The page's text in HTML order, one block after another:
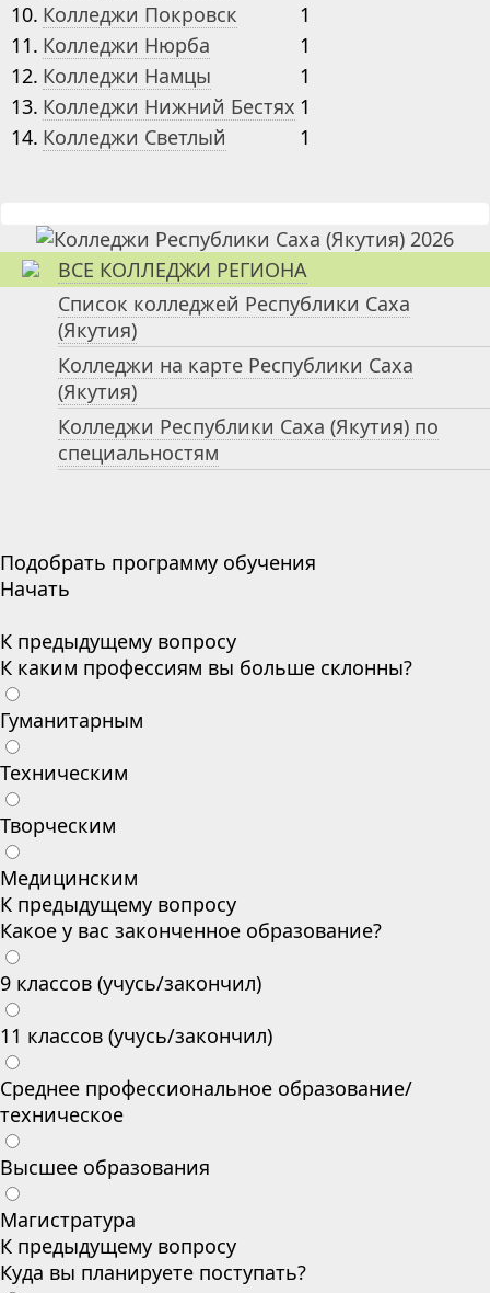
10. Колледжи Покровск
1
11. Колледжи Нюрба
1
12. Колледжи Намцы
1
13. Колледжи Нижний Бестях 1
14. Колледжи Светлый 1
ВСЕ КОЛЛЕДЖИ РЕГИОНА
Список колледжей Республики Саха
(Якутия)
Колледжи на карте Республики Саха
(Якутия)
Колледжи Республики Саха (Якутия) по
специальностям
Подобрать программу обучения
Начать
К предыдущему вопросу
К каким профессиям вы больше склонны?
Гуманитарным
Техническим
Творческим
Медицинским
К предыдущему вопросу
Какое у вас законченное образование?
9 классов (учусь/закончил)
11 классов (учусь/закончил)
Среднее профессиональное образование/
техническое
Высшее образования
Магистратура
К предыдущему вопросу
Куда вы планируете поступать?